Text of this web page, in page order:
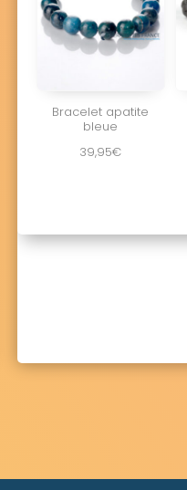
Bracelet apatite
bleue
39,95€